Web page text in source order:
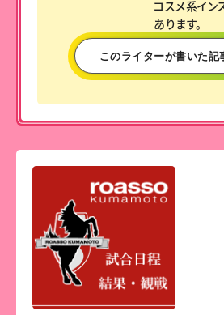
コスメ系イン
あります。
このライターが書いた記